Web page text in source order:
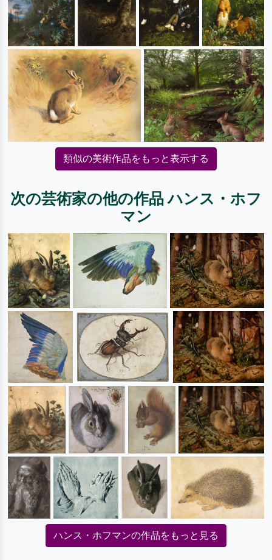
類似の美術作品をもっと表示する
次の芸術家の他の作品 ハンス・ホフ
マン
ハンス・ホフマンの作品をもっと見る